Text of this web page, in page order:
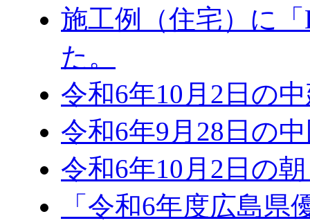
施工例（住宅）に
た。
令和6年10月2日の
令和6年9月28日の
令和6年10月2日の
「令和6年度広島